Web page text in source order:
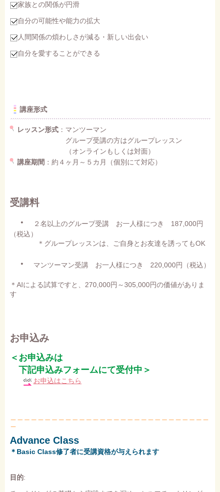
家族との関係が円滑
自分の可能性や能力の拡大
人間関係の煩わしさが減る・新しい出会い
自分を愛することができる
講座形式
レッスン形式 ：マンツーマン
グループ受講の方はグループレッスン
（オンラインもしくは対面）
講座期間 ：約４ヶ月～５カ月（個別にて対応）
受講料
・
２名以上のグループ受講 お一人様につき 187,000円
（税込）
＊グループレッスンは、ご自身とお友達を誘ってもOK
・ マンツーマン受講 お一人様につき 220,000円（税込）
＊AIによる試算ですと、270,000円～305,000円の価値がありま
す
お申込み
＜お申込みは
下記申込みフォームにて受付中＞
お申込はこちら
Advance Class
＊Basic Class修了者に受講資格が与えられます
目的: